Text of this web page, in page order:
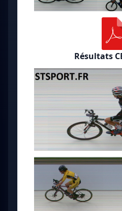
Résultats